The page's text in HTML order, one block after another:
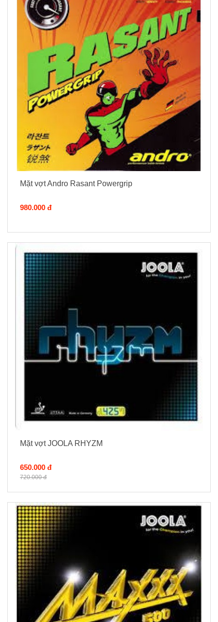
Mặt vợt Andro Rasant Powergrip
980.000 đ
Mặt vợt JOOLA RHYZM
650.000 đ
720.000 đ